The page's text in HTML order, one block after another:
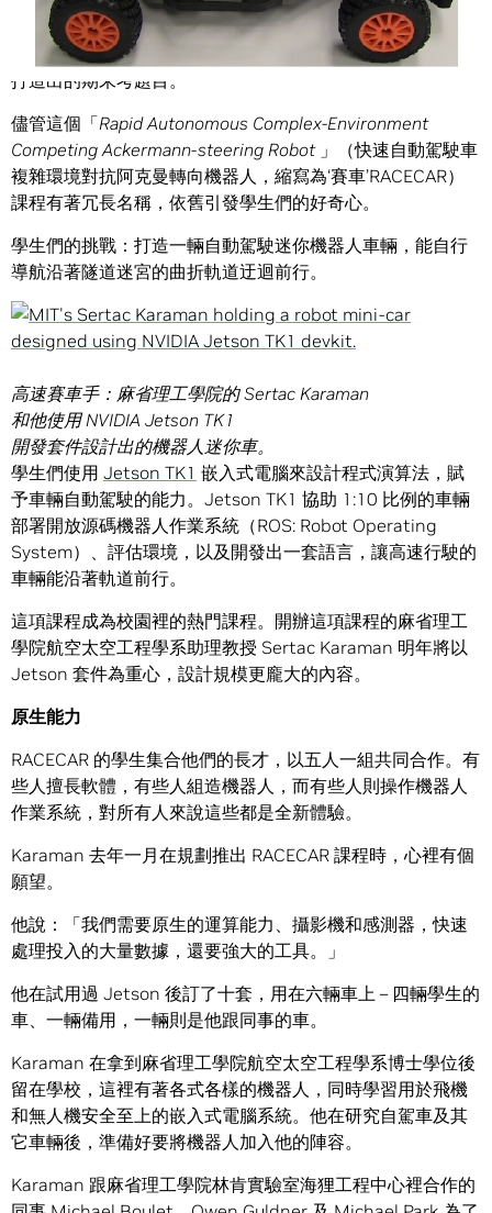
四輛機器人迷你車、一座穿梭複雜的隧道路線、一項時間緊
迫的賽事，這是一位麻省理工學院教授為史上最酷的課程所
打造出的期末考題目。
儘管這個「Rapid Autonomous Complex-Environment
Competing Ackermann-steering Robot」（快速自動駕駛車
複雜環境對抗阿克曼轉向機器人，縮寫為‘賽車’RACECAR）
課程有著冗長名稱，依舊引發學生們的好奇心。
學生們的挑戰：打造一輛自動駕駛迷你機器人車輛，能自行
導航沿著隧道迷宮的曲折軌道迂迴前行。
高速賽車手：麻省理工學院的 Sertac Karaman
和他使用 NVIDIA Jetson TK1
開發套件設計出的機器人迷你車。
學生們使用 Jetson TK1 嵌入式電腦來設計程式演算法，賦
予車輛自動駕駛的能力。Jetson TK1 協助 1:10 比例的車輛
部署開放源碼機器人作業系統（ROS: Robot Operating
System）、評估環境，以及開發出一套語言，讓高速行駛的
車輛能沿著軌道前行。
這項課程成為校園裡的熱門課程。開辦這項課程的麻省理工
學院航空太空工程學系助理教授 Sertac Karaman 明年將以
Jetson 套件為重心，設計規模更龐大的內容。
原生能力
RACECAR 的學生集合他們的長才，以五人一組共同合作。有
些人擅長軟體，有些人組造機器人，而有些人則操作機器人
作業系統，對所有人來說這些都是全新體驗。
Karaman 去年一月在規劃推出 RACECAR 課程時，心裡有個
願望。
他說：「我們需要原生的運算能力、攝影機和感測器，快速
處理投入的大量數據，還要強大的工具。」
他在試用過 Jetson 後訂了十套，用在六輛車上 – 四輛學生的
車、一輛備用，一輛則是他跟同事的車。
Karaman 在拿到麻省理工學院航空太空工程學系博士學位後
留在學校，這裡有著各式各樣的機器人，同時學習用於飛機
和無人機安全至上的嵌入式電腦系統。他在研究自駕車及其
它車輛後，準備好要將機器人加入他的陣容。
Karaman 跟麻省理工學院林肯實驗室海狸工程中心裡合作的